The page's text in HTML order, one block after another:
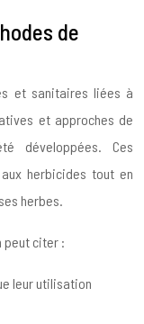
de
et sanitaires liées à
et approches de
développées. Ces
herbicides tout en
herbes.
peut citer :
leur utilisation